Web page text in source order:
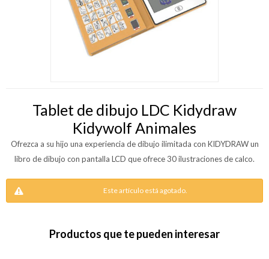
Tablet de dibujo LDC Kidydraw
Kidywolf Animales
Ofrezca a su hijo una experiencia de dibujo ilimitada con KIDYDRAW un
libro de dibujo con pantalla LCD que ofrece 30 ilustraciones de calco.
Este artículo está agotado.
Productos que te pueden interesar